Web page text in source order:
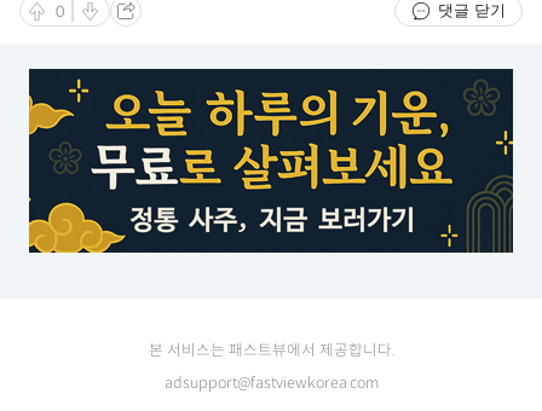
0 댓글 닫기
본 서비스는 패스트뷰에서 제공합니다.
adsupport@fastviewkorea.com